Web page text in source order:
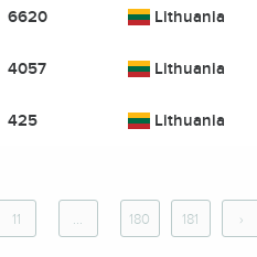
6620 Lithuania
4057 Lithuania
425 Lithuania
11 ... 180 181 ›